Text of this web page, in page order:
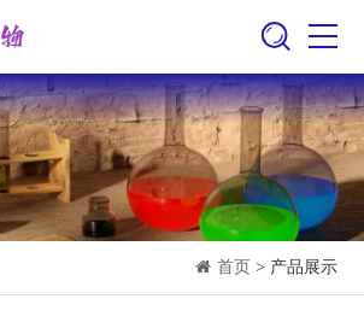
首页 > 产品展示